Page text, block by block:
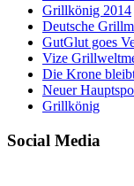
Grillkönig 2014
Deutsche
GutGlut goes
Vize
Die Krone
Neuer
Grillkönig
Social Media